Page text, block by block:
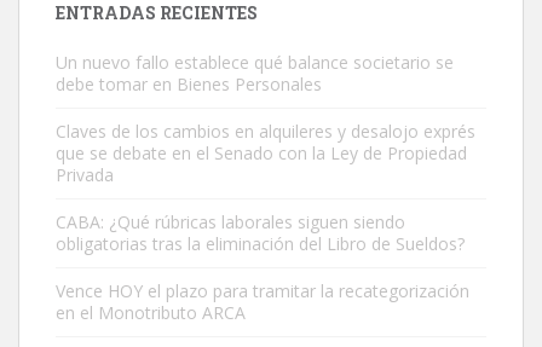
ENTRADAS RECIENTES
Un nuevo fallo establece qué balance societario se
debe tomar en Bienes Personales
Claves de los cambios en alquileres y desalojo exprés
que se debate en el Senado con la Ley de Propiedad
Privada
CABA: ¿Qué rúbricas laborales siguen siendo
obligatorias tras la eliminación del Libro de Sueldos?
Vence HOY el plazo para tramitar la recategorización
en el Monotributo ARCA